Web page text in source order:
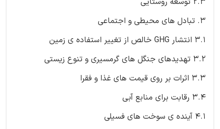
3. تبادل های محیطی و اجتماعی
3.1 انتشار GHG خالص از تغییر استفاده ی زمین
3.2 تهدیدهای جنگل های گرمسیری و تنوع زیستی
3.3 اثرات بر روی قیمت های غذا و فقرا
3.4 رقابت برای منابع آبی
4.1 آینده ی سوخت های فسیلی